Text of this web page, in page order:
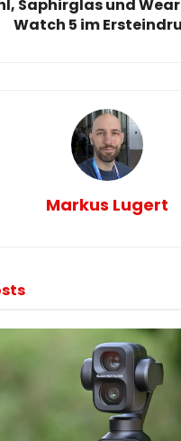
Saphirglas und Wear
Watch 5 im
Markus Lugert